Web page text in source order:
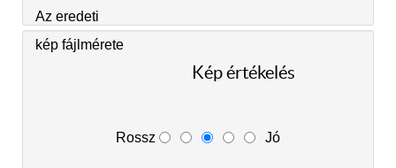
Az eredeti
kép fájlmérete
Kép értékelés
Rossz Jó